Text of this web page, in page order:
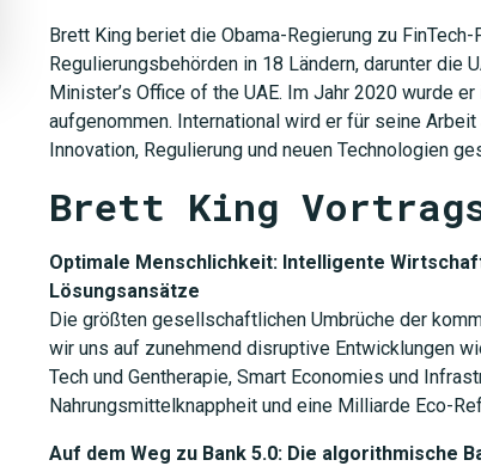
Brett King beriet die Obama-Regierung zu
Regulierungsbehörden in 18 Ländern, darunter die
Minister’s Office of the UAE. Im Jahr 2020 wurde
aufgenommen. International wird er für seine
Innovation, Regulierung und neuen Technologien
Brett King
Optimale Menschlichkeit: Intelligente
Lösungsansätze
Die größten gesellschaftlichen Umbrüche der
wir uns auf zunehmend disruptive Entwicklungen
Tech und Gentherapie, Smart Economies und
Nahrungsmittelknappheit und eine Milliarde Eco-
Auf dem Weg zu Bank 5.0: Die algorithmische